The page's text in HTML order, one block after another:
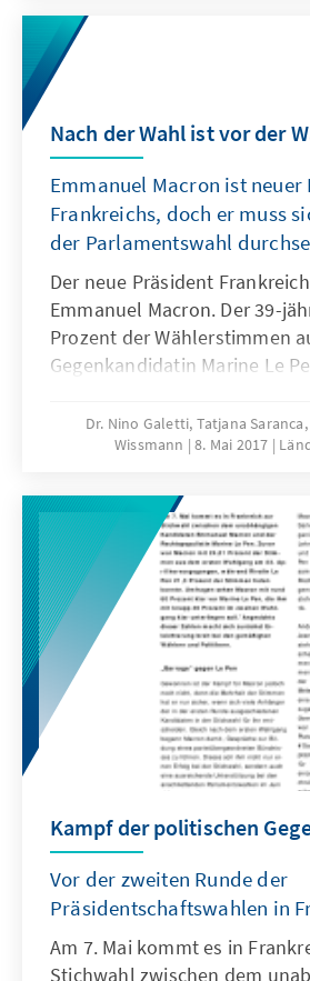
Staatsoberhaupt zu
um Unterstützung für seinen
europäischen Kurs zu zeigen.
Zusammenarbeit zwischen
Deutschland geworben.
Nach der Wahl ist vor der
Emmanuel Macron ist
Frankreichs, doch er muss
der Parlamentswahl
Der neue Präsident
Emmanuel Macron. Der 39-
Prozent der Wählerstimmen
Gegenkandidatin Marine Le
Wahlbeteiligung von 74,6
Prozent der Wähler einen
Konservativen favorisierte
spielte damit keine
zweiten Runde der
Das Ergebnis ist eindeutig,
künftigen Präsidenten Macron
Schwung und entfaltet im
neue Dynamik.
Dr. Nino Galetti, Tatjana
Wissmann
8. Mai 2017
Kampf der politischen
Vor der zweiten Runde der
Präsidentschaftswahlen in
Am 7. Mai kommt es in
Stichwahl zwischen dem